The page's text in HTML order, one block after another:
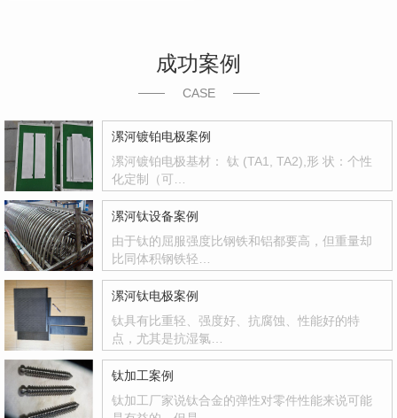
成功案例
CASE
漯河镀铂电极案例
漯河镀铂电极基材： 钛 (TA1, TA2),形 状：个性
化定制（可…
漯河钛设备案例
由于钛的屈服强度比钢铁和铝都要高，但重量却
比同体积钢铁轻…
漯河钛电极案例
钛具有比重轻、强度好、抗腐蚀、性能好的特
点，尤其是抗湿氯…
钛加工案例
钛加工厂家说钛合金的弹性对零件性能来说可能